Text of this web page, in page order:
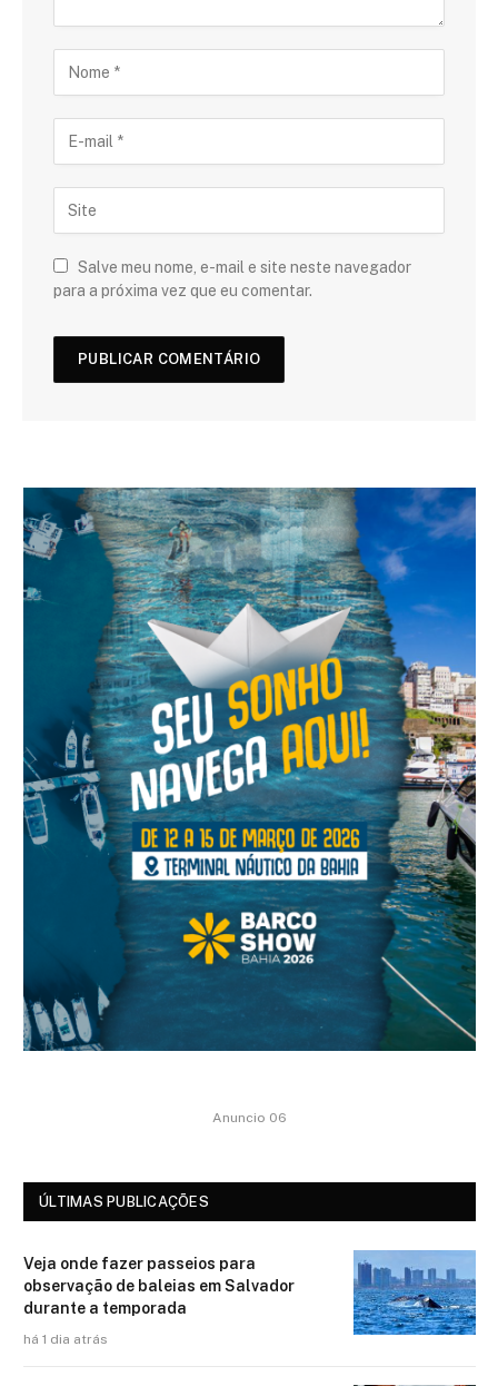
Salve meu nome, e-mail e site neste navegador
para a próxima vez que eu comentar.
Anuncio 06
ÚLTIMAS PUBLICAÇÕES
Veja onde fazer passeios para
observação de baleias em Salvador
durante a temporada
há 1 dia atrás